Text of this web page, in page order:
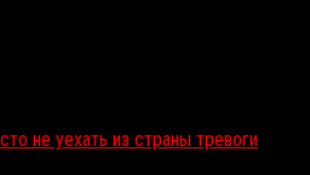
не уехать из страны тревоги